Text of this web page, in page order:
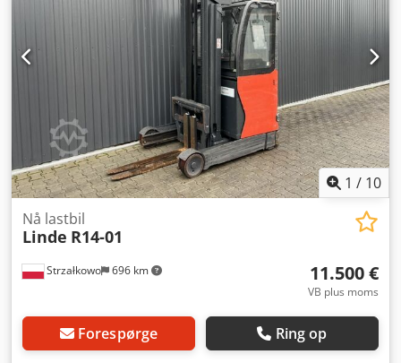
1 / 10
Strzałkowo 696 km
Nå lastbil
Linde R14-01
11.500 €
VB plus moms
Forespørge Ring op